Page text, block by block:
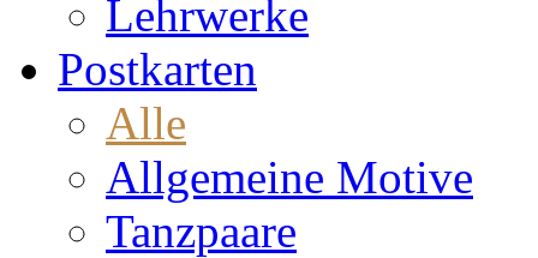
Lehrwerke
Postkarten
Alle
Allgemeine Motive
Tanzpaare